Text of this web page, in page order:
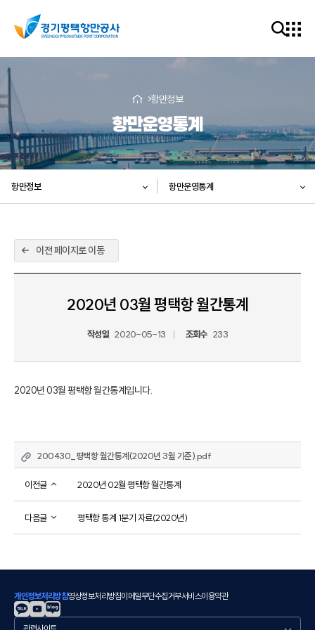
항만정보
항만운영통계
항만정보 항만운영통계
이전 페이지로 이동
2020년 03월 평택항 월간통계
작성일 2020-05-13 조회수 233
2020년 03월 평택항 월간통계입니다.
200430_평택항 월간통계(2020년 3월 기준).pdf
이전글 2020년 02월 평택항 월간통계
다음글 평택항 통계 1분기 자료(2020년)
개인정보처리방침영상정보처리방침이메일무단수집거부서비스이용약관
관